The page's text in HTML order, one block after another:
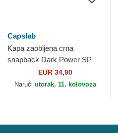
Capslab
Kapa zaobljena crna
snapback Dark Power SP
PRI3 Zloćka Disney Capslab
EUR 34,90
Naruči utorak, 11. kolovoza